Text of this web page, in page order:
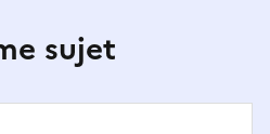
sujet